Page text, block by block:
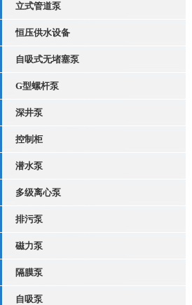
立式管道泵
恒压供水设备
自吸式无堵塞泵
G型螺杆泵
深井泵
控制柜
潜水泵
多级离心泵
排污泵
磁力泵
隔膜泵
自吸泵